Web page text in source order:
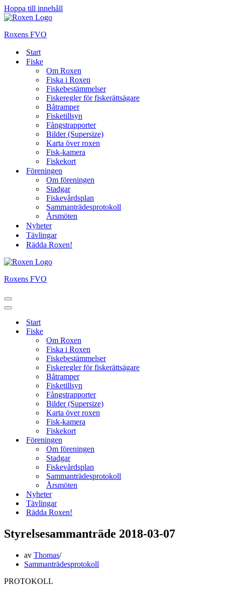
Hoppa till innehåll
Roxens FVO
Start
Fiske
Om Roxen
Fiska i Roxen
Fiskebestämmelser
Fiskeregler för fiskerättsägare
Båtramper
Fisketillsyn
Fångstrapporter
Bilder (Supersize)
Karta över roxen
Fisk-kamera
Fiskekort
Föreningen
Om föreningen
Stadgar
Fiskevårdsplan
Sammanträdesprotokoll
Årsmöten
Nyheter
Tävlingar
Rädda Roxen!
Roxens FVO
Navigeringsmeny
Navigeringsmeny
Start
Fiske
Om Roxen
Fiska i Roxen
Fiskebestämmelser
Fiskeregler för fiskerättsägare
Båtramper
Fisketillsyn
Fångstrapporter
Bilder (Supersize)
Karta över roxen
Fisk-kamera
Fiskekort
Föreningen
Om föreningen
Stadgar
Fiskevårdsplan
Sammanträdesprotokoll
Årsmöten
Nyheter
Tävlingar
Rädda Roxen!
Styrelsesammanträde 2018-03-07
av Thomas
Sammanträdesprotokoll
PROTOKOLL